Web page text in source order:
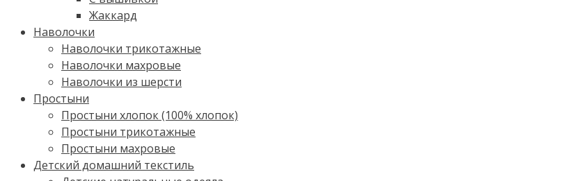
Жаккард
Наволочки
Наволочки трикотажные
Наволочки махровые
Наволочки из шерсти
Простыни
Простыни хлопок (100% хлопок)
Простыни трикотажные
Простыни махровые
Детский домашний текстиль